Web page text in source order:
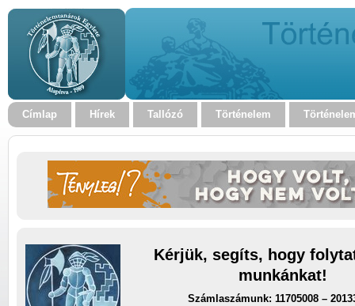
Címlap Hírek Tallózó Történelem
Kérjük, segíts, hogy
munkánkat!
Számlaszámunk: 11705008 –